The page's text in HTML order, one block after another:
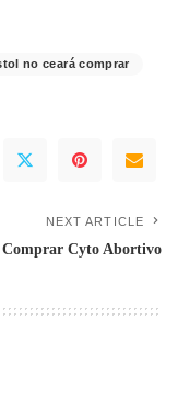
no ceará comprar
NEXT ARTICLE
Comprar Cyto Abortivo